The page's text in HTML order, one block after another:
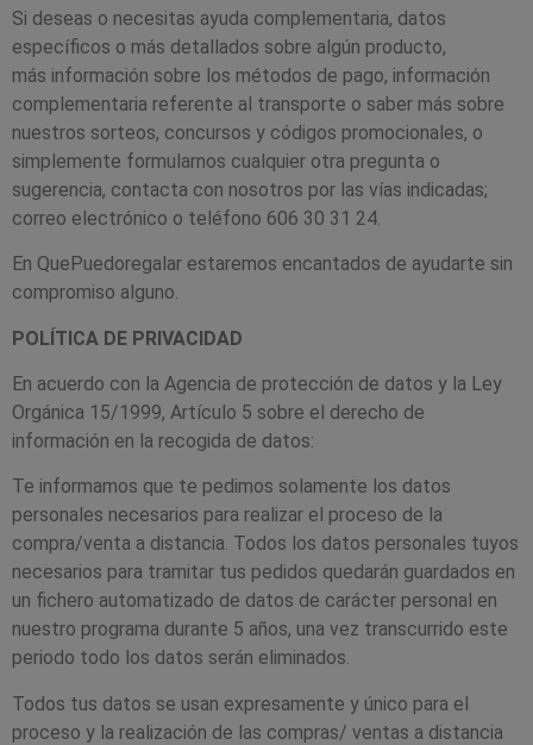
Si deseas o necesitas ayuda complementaria, datos
específicos o más detallados sobre algún producto,
más información sobre los métodos de pago, información
complementaria referente al transporte o saber más sobre
nuestros sorteos, concursos y códigos promocionales, o
simplemente formularnos cualquier otra pregunta o
sugerencia, contacta con nosotros por las vías indicadas;
correo electrónico o teléfono 606 30 31 24.
En QuePuedoregalar estaremos encantados de ayudarte sin
compromiso alguno.
POLÍTICA DE PRIVACIDAD
En acuerdo con la Agencia de protección de datos y la Ley
Orgánica 15/1999, Artículo 5 sobre el derecho de
información en la recogida de datos:
Te informamos que te pedimos solamente los datos
personales necesarios para realizar el proceso de la
compra/venta a distancia. Todos los datos personales tuyos
necesarios para tramitar tus pedidos quedarán guardados en
un fichero automatizado de datos de carácter personal en
nuestro programa durante 5 años, una vez transcurrido este
periodo todo los datos serán eliminados.
Todos tus datos se usan expresamente y único para el
proceso y la realización de las compras/ ventas a distancia